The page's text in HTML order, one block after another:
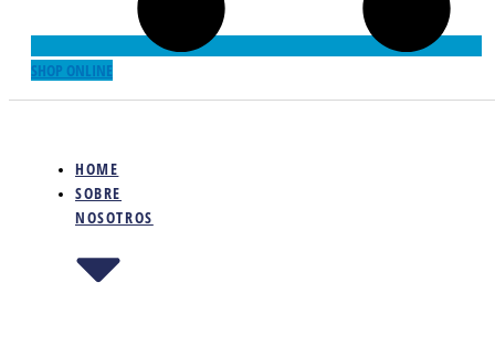
SHOP ONLINE
HOME
SOBRE
NOSOTROS